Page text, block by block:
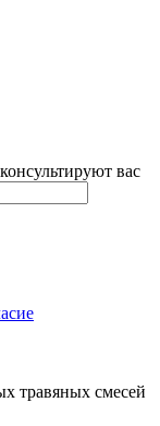
вас
травяных смесей